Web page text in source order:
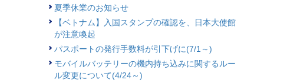
夏季休業のお知らせ
【ベトナム】入国スタンプの確認を、日本大使館
が注意喚起
パスポートの発行手数料が引下げに(7/1～)
モバイルバッテリーの機内持ち込みに関するルー
ル変更について(4/24～)